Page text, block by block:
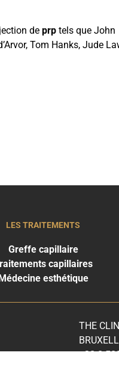
de prp tels que John
Tom Hanks, Jude
LES TRAITEMENTS
Greffe capillaire
capillaires
esthétique
THE
+32 2